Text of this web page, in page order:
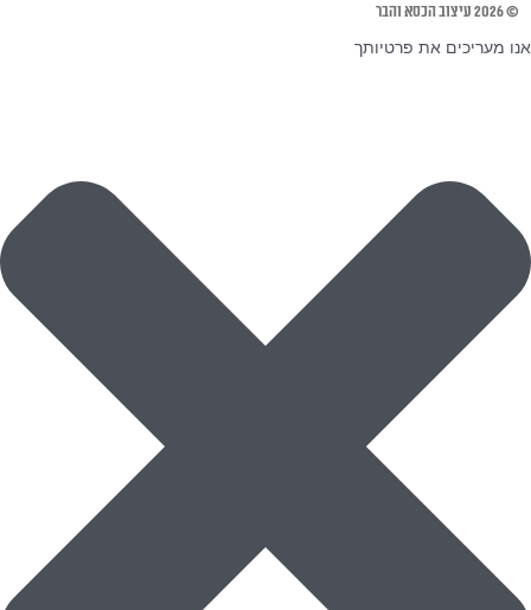
© 2026 עיצוב הכסא והבר
אנו מעריכים את פרטיותך